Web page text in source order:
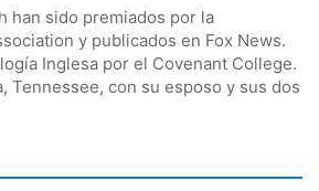
han sido premiados por la
y publicados en Fox News.
Inglesa por el Covenant College.
Tennessee, con su esposo y sus dos